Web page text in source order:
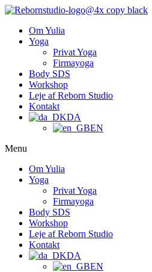
Om Yulia
Yoga
Privat Yoga
Firmayoga
Body SDS
Workshop
Leje af Reborn Studio
Kontakt
DA
EN
Menu
Om Yulia
Yoga
Privat Yoga
Firmayoga
Body SDS
Workshop
Leje af Reborn Studio
Kontakt
DA
EN